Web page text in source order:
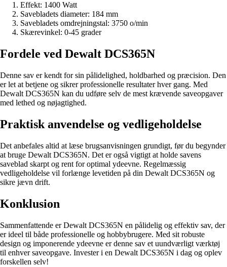
Effekt: 1400 Watt
Savebladets diameter: 184 mm
Savebladets omdrejningstal: 3750 o/min
Skærevinkel: 0-45 grader
Fordele ved Dewalt DCS365N
Denne sav er kendt for sin pålidelighed, holdbarhed og præcision. Den
er let at betjene og sikrer professionelle resultater hver gang. Med
Dewalt DCS365N kan du udføre selv de mest krævende saveopgaver
med lethed og nøjagtighed.
Praktisk anvendelse og vedligeholdelse
Det anbefales altid at læse brugsanvisningen grundigt, før du begynder
at bruge Dewalt DCS365N. Det er også vigtigt at holde savens
saveblad skarpt og rent for optimal ydeevne. Regelmæssig
vedligeholdelse vil forlænge levetiden på din Dewalt DCS365N og
sikre jævn drift.
Konklusion
Sammenfattende er Dewalt DCS365N en pålidelig og effektiv sav, der
er ideel til både professionelle og hobbybrugere. Med sit robuste
design og imponerende ydeevne er denne sav et uundværligt værktøj
til enhver saveopgave. Invester i en Dewalt DCS365N i dag og oplev
forskellen selv!